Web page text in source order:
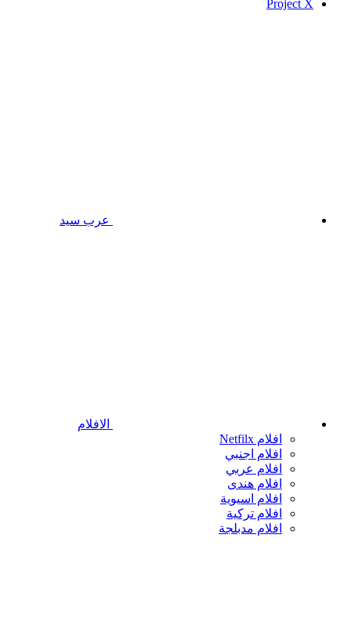
Project X
عرب سيد
الافلام
افلام Netfilx
افلام اجنبي
افلام عربي
افلام هندى
افلام اسيوية
افلام تركية
افلام مدبلجة